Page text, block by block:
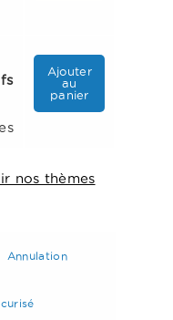
Ajouter
au
panier
nos thèmes
Annulation